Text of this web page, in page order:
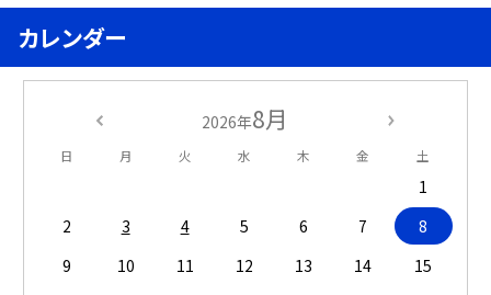
カレンダー
2026年8月
日 月 火 水 木 金 土
1
2
3 4 5 6 7
8
9
10 11 12 13 14
15